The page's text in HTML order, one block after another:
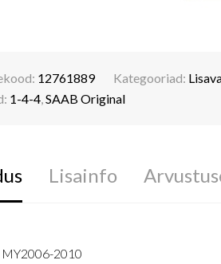
12761889 Kategooriad:
1-4-4,SAAB Original
Lisainfo
MY2006-2010